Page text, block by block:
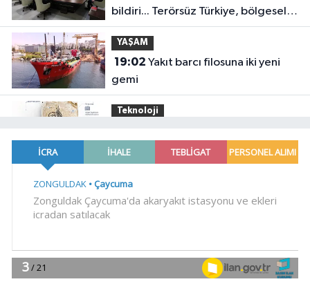
bildiri... Terörsüz Türkiye, bölgesel
güvenlik ve Gazze mesajı
YAŞAM
19:02
gemi
Teknoloji
içerikler tek platformda
18:49Fındık alım fiyatları
Genel